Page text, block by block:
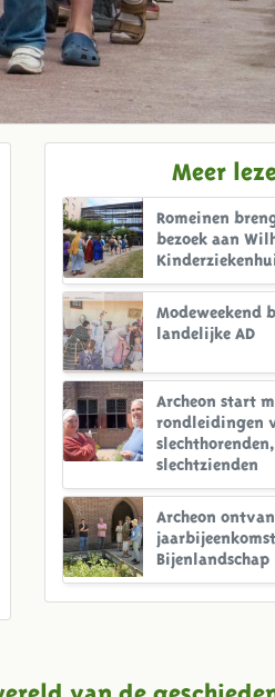
Meer
Romeinen
bezoek aan
Modeweekend
landelijke AD
Archeon start
rondleidingen
slechtzienden
Archeon
jaarbijeenkomst
Bijenlandschap
van de